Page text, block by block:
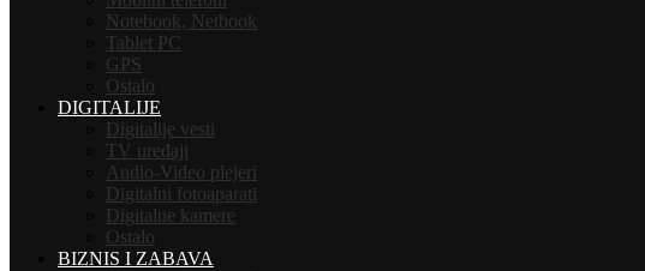
Notebook, Netbook
Tablet PC
GPS
Ostalo
DIGITALIJE
Digitalije vesti
TV uređaji
Audio-Video plejeri
Digitalni fotoaparati
Digitalne kamere
Ostalo
BIZNIS I ZABAVA